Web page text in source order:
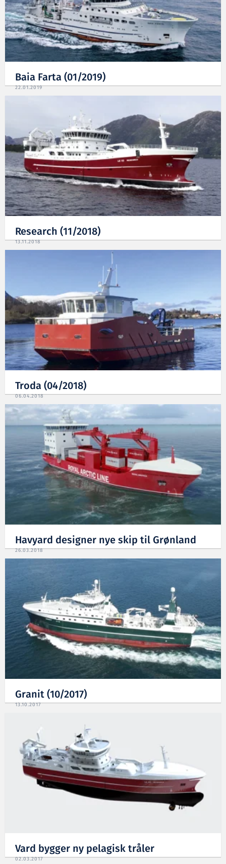
Baia Farta (01/2019)
22.01.2019
Research (11/2018)
13.11.2018
Troda (04/2018)
06.04.2018
Havyard designer nye skip til Grønland
26.03.2018
Granit (10/2017)
13.10.2017
Vard bygger ny pelagisk tråler
02.03.2017